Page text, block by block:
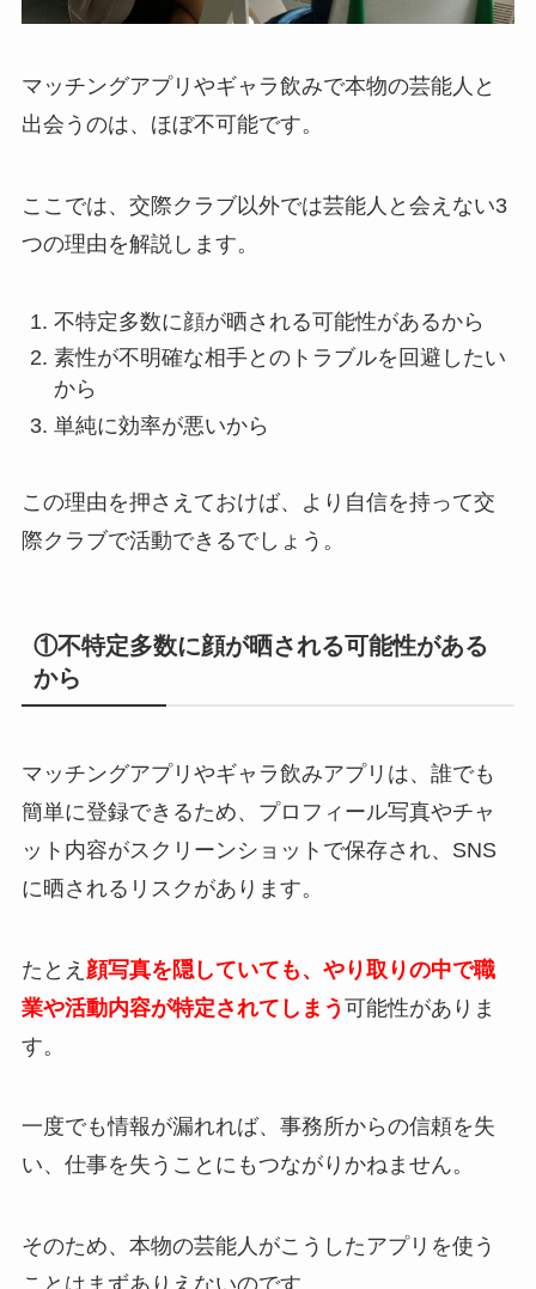
マッチングアプリやギャラ飲みで本物の芸能人と
出会うのは、ほぼ不可能です。
ここでは、交際クラブ以外では芸能人と会えない3
つの理由を解説します。
不特定多数に顔が晒される可能性があるから
素性が不明確な相手とのトラブルを回避したい
から
単純に効率が悪いから
この理由を押さえておけば、より自信を持って交
際クラブで活動できるでしょう。
①不特定多数に顔が晒される可能性がある
から
マッチングアプリやギャラ飲みアプリは、誰でも
簡単に登録できるため、プロフィール写真やチャ
ット内容がスクリーンショットで保存され、SNS
に晒されるリスクがあります。
たとえ 顔写真を隠していても、やり取りの中で職
業や活動内容が特定されてしまう 可能性がありま
す。
一度でも情報が漏れれば、事務所からの信頼を失
い、仕事を失うことにもつながりかねません。
そのため、本物の芸能人がこうしたアプリを使う